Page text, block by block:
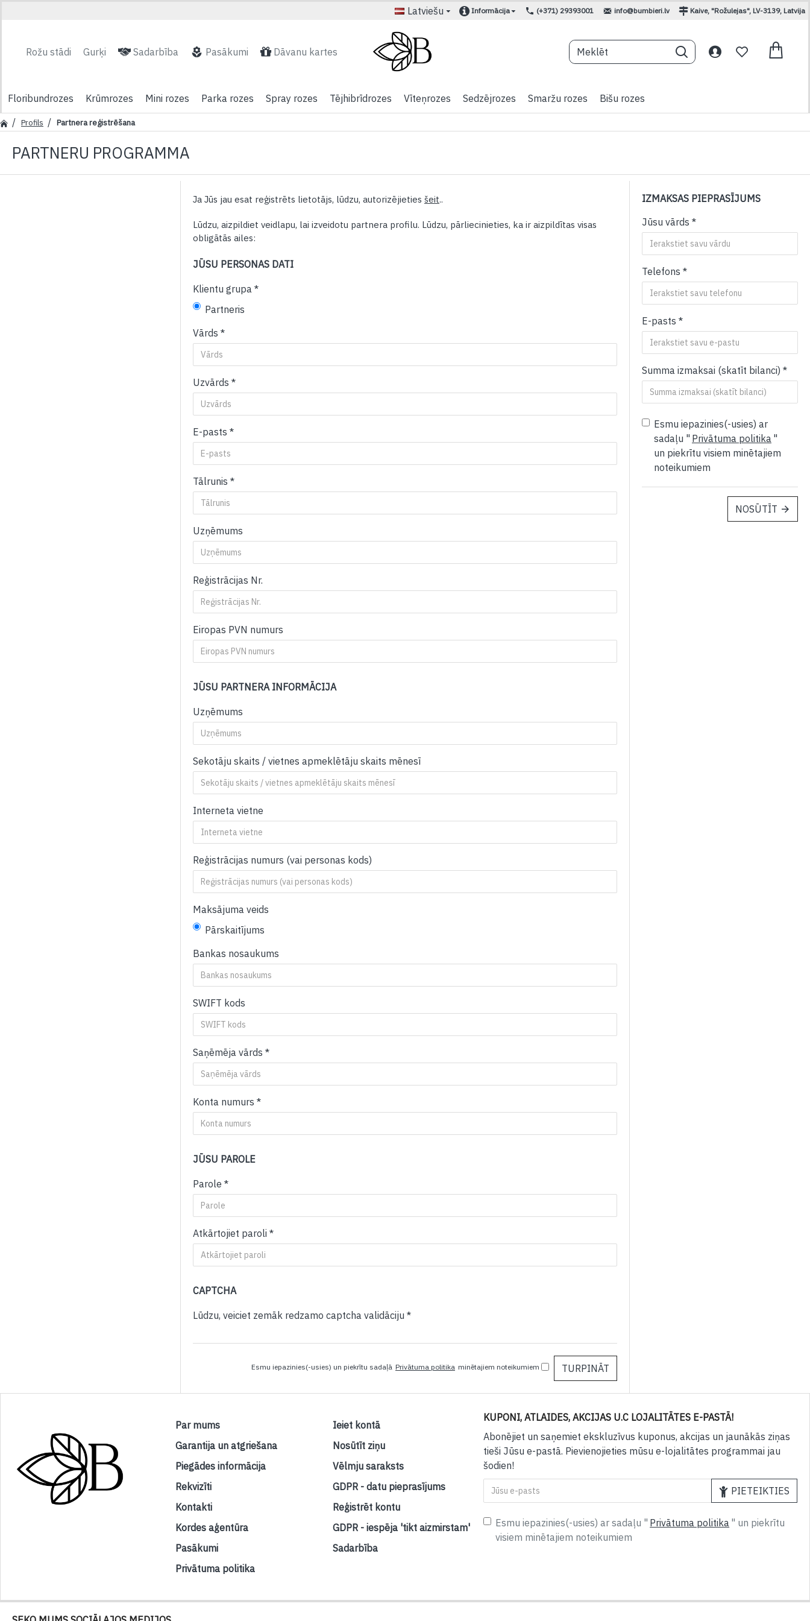
Latviešu Informācija (+371) 29393001 info@bumbieri.lv Kaive, "Rožulejas", LV-3139, Latvija
Rožu stādi Gurķi Sadarbība Pasākumi Dāvanu kartes
Floribundrozes Krūmrozes Mini rozes Parka rozes Spray rozes Tējhibrīdrozes Vīteņrozes Sedzējrozes Smaržu rozes Bišu rozes
Profils Partnera reģistrēšana
PARTNERU PROGRAMMA
Ja Jūs jau esat reģistrēts lietotājs, lūdzu, autorizējieties šeit..
Lūdzu, aizpildiet veidlapu, lai izveidotu partnera profilu. Lūdzu, pārliecinieties, ka ir aizpildītas visas
obligātās ailes:
JŪSU PERSONAS DATI
Klientu grupa
Partneris
Vārds
Uzvārds
E-pasts
Tālrunis
Uzņēmums
Reģistrācijas Nr.
Eiropas PVN numurs
JŪSU PARTNERA INFORMĀCIJA
Uzņēmums
Sekotāju skaits / vietnes apmeklētāju skaits mēnesī
Interneta vietne
Reģistrācijas numurs (vai personas kods)
Maksājuma veids
Pārskaitījums
Bankas nosaukums
SWIFT kods
Saņēmēja vārds
Konta numurs
JŪSU PAROLE
Parole
Atkārtojiet paroli
CAPTCHA
Lūdzu, veiciet zemāk redzamo captcha validāciju
Esmu iepazinies(-usies) un piekrītu sadaļā Privātuma politika minētajiem noteikumiem
IZMAKSAS PIEPRASĪJUMS
Jūsu vārds
Telefons
E-pasts
Summa izmaksai (skatīt bilanci)
Esmu iepazinies(-usies) ar
sadaļu " Privātuma politika "
un piekrītu visiem minētajiem
noteikumiem
NOSŪTĪT
Par mums
Garantija un atgriešana
Piegādes informācija
Rekvizīti
Kontakti
Kordes aģentūra
Pasākumi
Privātuma politika
Ieiet kontā
Nosūtīt ziņu
Vēlmju saraksts
GDPR - datu pieprasījums
Reģistrēt kontu
GDPR - iespēja 'tikt aizmirstam'
Sadarbība
KUPONI, ATLAIDES, AKCIJAS U.C LOJALITĀTES E-PASTĀ!
Abonējiet un saņemiet ekskluzīvus kuponus, akcijas un jaunākās ziņas
tieši Jūsu e-pastā. Pievienojieties mūsu e-lojalitātes programmai jau
šodien!
PIETEIKTIES
Esmu iepazinies(-usies) ar sadaļu " Privātuma politika " un piekrītu
visiem minētajiem noteikumiem